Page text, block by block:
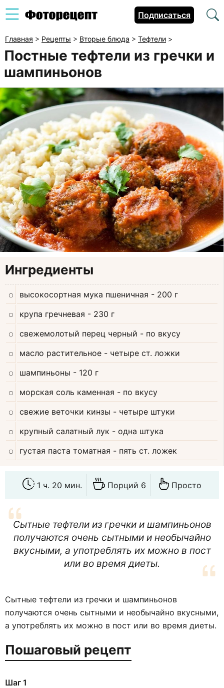
Подписаться
Главная > Рецепты > Вторые блюда > Тефтели >
Постные тефтели из гречки и
шампиньонов
Ингредиенты
высокосортная мука пшеничная - 200 г
крупа гречневая - 230 г
свежемолотый перец черный - по вкусу
масло растительное - четыре ст. ложки
шампиньоны - 120 г
морская соль каменная - по вкусу
свежие веточки кинзы - четыре штуки
крупный салатный лук - одна штука
густая паста томатная - пять ст. ложек
1 ч. 20 мин. Порций 6 Просто
Сытные тефтели из гречки и шампиньонов
получаются очень сытными и необычайно
вкусными, а употреблять их можно в пост
или во время диеты.
Сытные тефтели из гречки и шампиньонов
получаются очень сытными и необычайно вкусными,
а употреблять их можно в пост или во время диеты.
Пошаговый рецепт
Шаг 1